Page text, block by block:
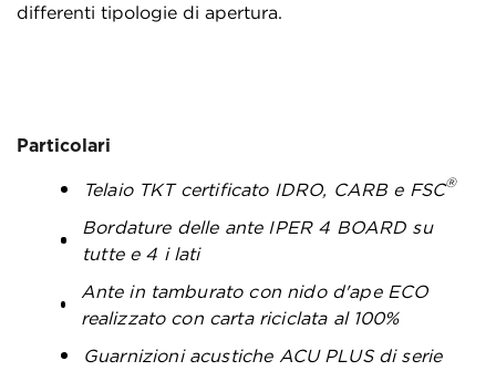
differenti tipologie di apertura.
Particolari
Telaio TKT certificato IDRO, CARB e FSC®
Bordature delle ante IPER 4 BOARD su
tutte e 4 i lati
Ante in tamburato con nido d'ape ECO
realizzato con carta riciclata al 100%
Guarnizioni acustiche ACU PLUS di serie